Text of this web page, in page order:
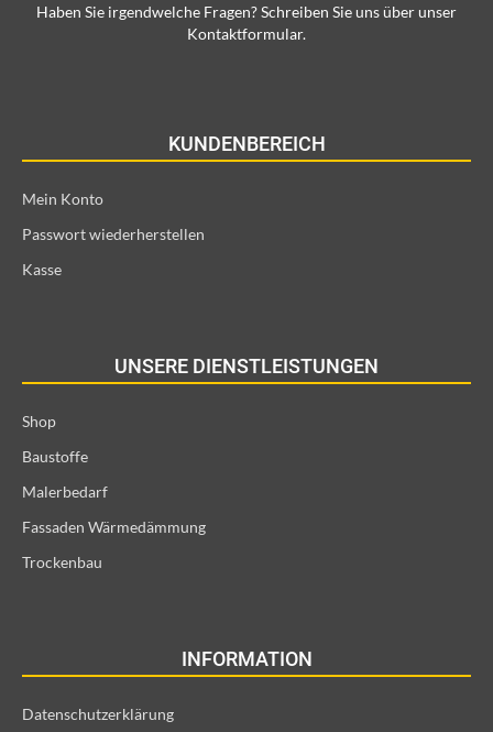
Haben Sie irgendwelche Fragen? Schreiben Sie uns über unser
Kontaktformular.
KUNDENBEREICH
Mein Konto
Passwort wiederherstellen
Kasse
UNSERE DIENSTLEISTUNGEN
Shop
Baustoffe
Malerbedarf
Fassaden Wärmedämmung
Trockenbau
INFORMATION
Datenschutzerklärung